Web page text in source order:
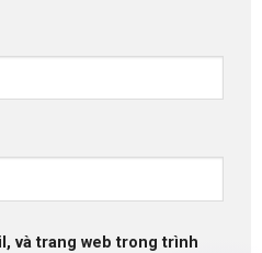
và trang web trong trình